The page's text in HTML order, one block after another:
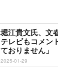
堀江貴文氏、
テレビもコメン
ておりません」
2025-01-29